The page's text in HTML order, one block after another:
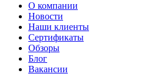
О компании
Новости
Наши клиенты
Сертификаты
Обзоры
Блог
Вакансии